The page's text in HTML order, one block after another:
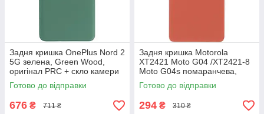
Задня кришка OnePlus Nord 2
5G зелена, Green Wood,
оригінал PRC + скло камери
Готово до відправки
676 ₴ 711 ₴
Задня кришка Motorola
XT2421 Moto G04 /XT2421-8
Moto G04s помаранчева,
Sunrise Orange, оригінал
PRC
Готово до відправки
294 ₴ 310 ₴